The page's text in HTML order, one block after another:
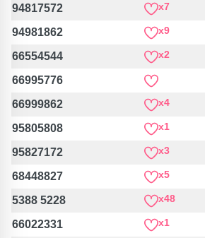
清除全部分類
94817572 x7
94981862 x9
66554544 x2
66995776
66999862 x4
95805808 x1
95827172 x3
68448827 x5
5388 5228 x48
66022331 x1